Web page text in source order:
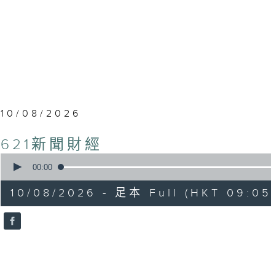
10/08/2026
621新聞財經
seconds
55
minutes,
0
seconds
90%
00:00
10/08/2026 - 足本 Full (HKT